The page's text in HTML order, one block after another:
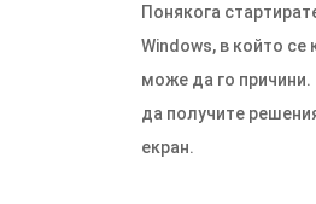
Понякога
Windows, в който се
може да го причини.
да получите
екран.